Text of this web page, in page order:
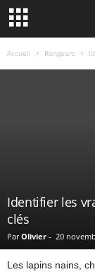
Accueil Rongeurs
Identifier les
clés
Par Olivier - 20
Les lapins nains,